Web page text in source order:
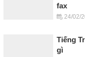
fax
24/02/
Tiếng
gì